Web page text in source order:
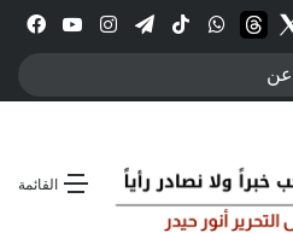
انستقرامتيلقرام‫TikTokواتسابthreadsTwitter
المظلم
القائمة